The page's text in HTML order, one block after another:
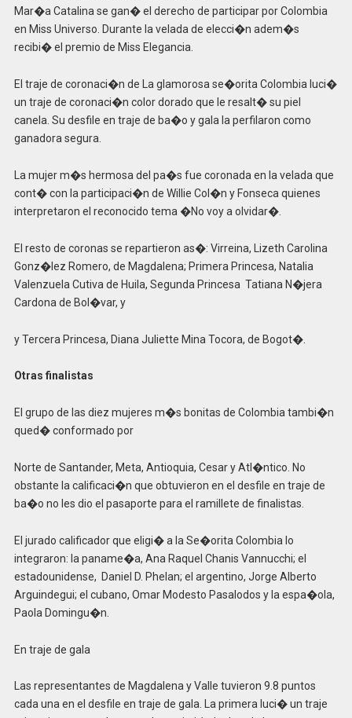
Mar�a Catalina se gan� el derecho de participar por Colombia
en Miss Universo. Durante la velada de elecci�n adem�s
recibi� el premio de Miss Elegancia.
El traje de coronaci�n de La glamorosa se�orita Colombia luci�
un traje de coronaci�n color dorado que le resalt� su piel
canela. Su desfile en traje de ba�o y gala la perfilaron como
ganadora segura.
La mujer m�s hermosa del pa�s fue coronada en la velada que
cont� con la participaci�n de Willie Col�n y Fonseca quienes
interpretaron el reconocido tema �No voy a olvidar�.
El resto de coronas se repartieron as�: Virreina, Lizeth Carolina
Gonz�lez Romero, de Magdalena; Primera Princesa, Natalia
Valenzuela Cutiva de Huila, Segunda Princesa Tatiana N�jera
Cardona de Bol�var, y
y Tercera Princesa, Diana Juliette Mina Tocora, de Bogot�.
Otras finalistas
El grupo de las diez mujeres m�s bonitas de Colombia tambi�n
qued� conformado por
Norte de Santander, Meta, Antioquia, Cesar y Atl�ntico. No
obstante la calificaci�n que obtuvieron en el desfile en traje de
ba�o no les dio el pasaporte para el ramillete de finalistas.
El jurado calificador que eligi� a la Se�orita Colombia lo
integraron: la paname�a, Ana Raquel Chanis Vannucchi; el
estadounidense, Daniel D. Phelan; el argentino, Jorge Alberto
Arguindegui; el cubano, Omar Modesto Pasalodos y la espa�ola,
Paola Domingu�n.
En traje de gala
Las representantes de Magdalena y Valle tuvieron 9.8 puntos
cada una en el desfile en traje de gala. La primera luci� un traje